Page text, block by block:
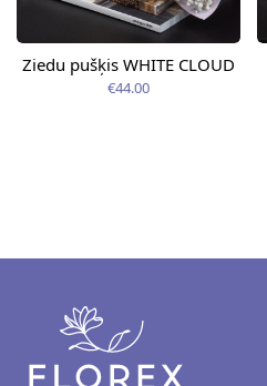
Ziedu pušķis WHITE CLOUD
€44.00